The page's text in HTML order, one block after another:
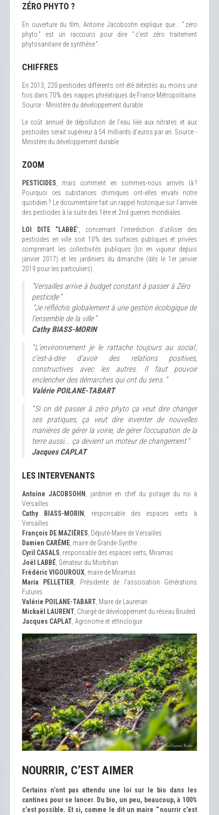
ZÉRO PHYTO ?
En ouverture du film, Antoine Jacobsohn explique que : “ zéro
phyto ” est un raccourci pour dire “ c’est zéro traitement
phytosanitaire de synthèse ”.
CHIFFRES
En 2013, 220 pesticides différents ont été détectés au moins une
fois dans 70% des nappes phréatiques de France Métropolitaine.
Source - Ministère du développement durable
Le coût annuel de dépollution de l’eau liée aux nitrates et aux
pesticides serait supérieur à 54 milliards d’euros par an. Source -
Ministère du développement durable
ZOOM
PESTICIDES, mais comment en sommes-nous arrivés là ?
Pourquoi ces substances chimiques ont-elles envahi notre
quotidien ? Le documentaire fait un rappel historique sur l’arrivée
des pesticides à la suite des 1ère et 2nd guerres mondiales.
LOI DITE “LABBÉ”, concernant l’interdiction d’utiliser des
pesticides en ville soit 10% des surfaces publiques et privées
comprenant les collectivités publiques (loi en vigueur depuis
janvier 2017) et les jardiniers du dimanche (dès le 1er janvier
2019 pour les particuliers).
“Versailles arrive à budget constant à passer à Zéro
pesticide ”
“Je réfléchis globalement à une gestion écologique de
l’ensemble de la ville ”
Cathy BIASS-MORIN
“ L’environnement je le rattache toujours au social ;
c’est-à-dire d’avoir des relations positives,
constructives avec les autres. Il faut pouvoir
enclencher des démarches qui ont du sens. ”
Valérie POILANE-TABART
“ Si on dit passer à zéro phyto ça veut dire changer
ses pratiques, ça veut dire inventer de nouvelles
manières de gérer la voirie, de gérer l’occupation de la
terre aussi... ça devient un moteur de changement ”
Jacques CAPLAT
LES INTERVENANTS
Antoine JACOBSOHN , jardinier en chef du potager du roi à
Versailles
Cathy BIASS-MORIN , responsable des espaces verts à
Versailles
François DE MAZIÈRES, Député-Maire de Versailles
Damien CARÊME, maire de Grande-Synthe
Cyril CASALS, responsable des espaces verts, Miramas
Joël LABBÉ, Sénateur du Morbihan
Frédéric VIGOUROUX, maire de Miramas
Maria PELLETIER, Présidente de l'association Générations
Futures
Valérie POILANE-TABART, Maire de Laurenan
Mickaël LAURENT, Chargé de développement du réseau Bruded
Jacques CAPLAT, Agronome et ethnologue
NOURRIR, C’EST AIMER
Certains n’ont pas attendu une loi sur le bio dans les
cantines pour se lancer. Du bio, un peu, beaucoup, à 100%
c’est possible. Et si, comme le dit un maire “ nourrir c’est